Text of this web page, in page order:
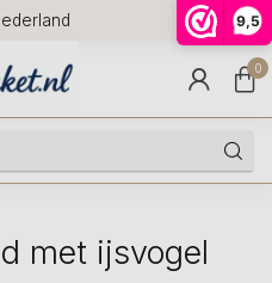
9,5
Voor
huis
9.5
0
met ijsvogel